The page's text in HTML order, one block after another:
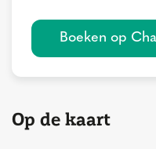
Boeken op
Op de kaart